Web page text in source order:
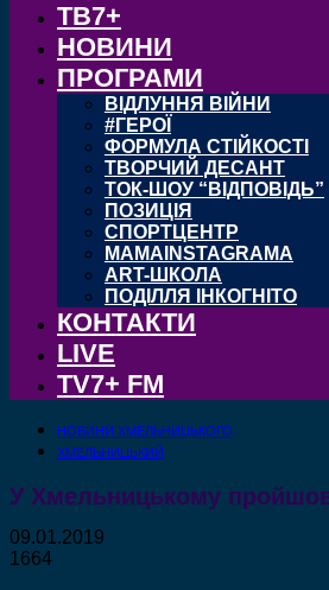
ТВ7+
НОВИНИ
ПРОГРАМИ
ВІДЛУННЯ ВІЙНИ
#ГЕРОЇ
ФОРМУЛА СТІЙКОСТІ
ТВОРЧИЙ ДЕСАНТ
ТОК-ШОУ “ВІДПОВІДЬ”
ПОЗИЦІЯ
СПОРТЦЕНТР
MAMAINSTAGRAMA
ART-ШКОЛА
ПОДІЛЛЯ ІНКОГНІТО
КОНТАКТИ
LIVE
TV7+ FM
НОВИНИ ХМЕЛЬНИЦЬКОГО
ХМЕЛЬНИЦЬКИЙ
У Хмельницькому
09.01.2019
1664